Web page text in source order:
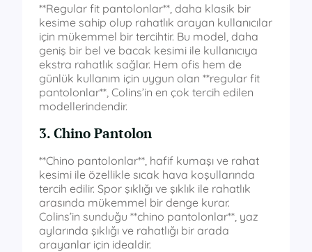
**Regular fit pantolonlar**, daha klasik bir
kesime sahip olup rahatlık arayan kullanıcılar
için mükemmel bir tercihtir. Bu model, daha
geniş bir bel ve bacak kesimi ile kullanıcıya
ekstra rahatlık sağlar. Hem ofis hem de
günlük kullanım için uygun olan **regular fit
pantolonlar**, Colins’in en çok tercih edilen
modellerindendir.
3. Chino Pantolon
**Chino pantolonlar**, hafif kumaşı ve rahat
kesimi ile özellikle sıcak hava koşullarında
tercih edilir. Spor şıklığı ve şıklık ile rahatlık
arasında mükemmel bir denge kurar.
Colins’in sunduğu **chino pantolonlar**, yaz
aylarında şıklığı ve rahatlığı bir arada
arayanlar için idealdir.